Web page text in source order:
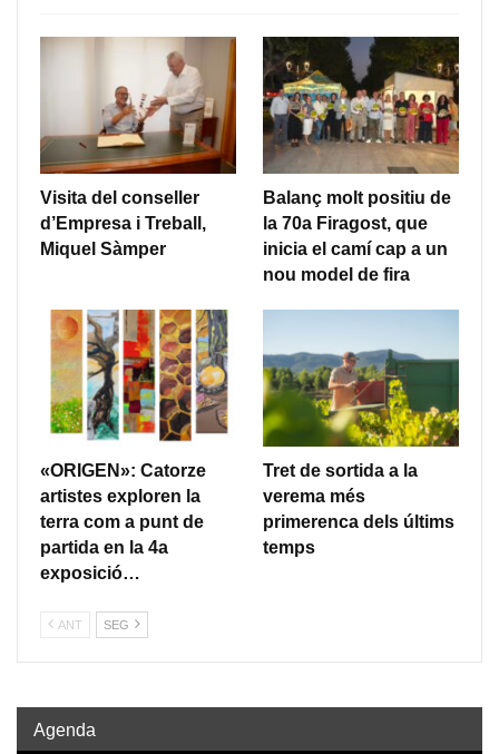
Visita del conseller
d’Empresa i Treball,
Miquel Sàmper
Balanç molt positiu de
la 70a Firagost, que
inicia el camí cap a un
nou model de fira
«ORIGEN»: Catorze
artistes exploren la
terra com a punt de
partida en la 4a
exposició…
Tret de sortida a la
verema més
primerenca dels últims
temps
ANT SEG
Agenda